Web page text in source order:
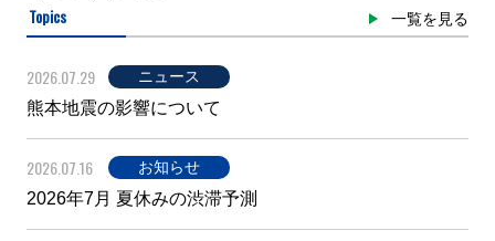
Topics 一覧を見る
2026.07.29 ニュース
熊本地震の影響について
2026.07.16 お知らせ
2026年7月 夏休みの渋滞予測